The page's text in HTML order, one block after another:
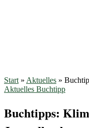
Start » Aktuelles »
Aktuelles Buchtipp
Buchtipps: